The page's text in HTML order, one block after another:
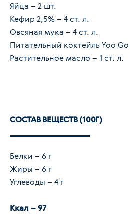
Яйца – 2 шт.
Кефир 2,5% – 4 ст. л.
Овсяная мука – 4 ст. л.
Питательный коктейль Yoo
Растительное масло – 1 ст. л.
СОСТАВ ВЕЩЕСТВ (100Г)
Белки – 6 г
Жиры – 6 г
Углеводы – 4 г
Ккал – 97